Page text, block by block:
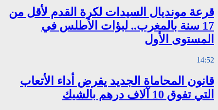
قرعة مونديال السيدات لكرة القدم لأقل من
17 سنة بالمغرب.. لبؤات الأطلس في
المستوى الأول
14:52
قانون المحاماة الجديد يفرض أداء الأتعاب
التي تفوق 10 آلاف درهم بالشيك